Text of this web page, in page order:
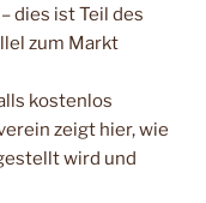
dies ist Teil des
zum Markt
kostenlos
zeigt hier, wie
wird und